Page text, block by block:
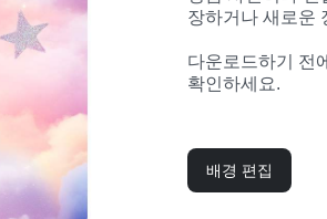
장하거나 새로운
다운로드하기 전
확인하세요.
배경 편집